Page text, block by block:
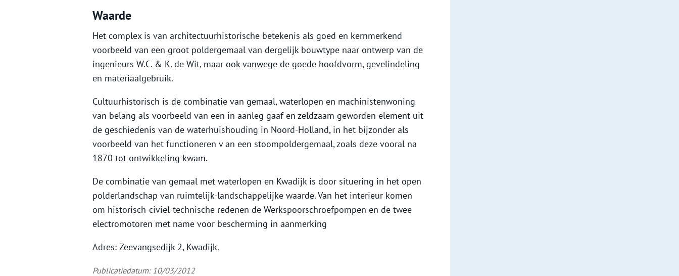
Waarde
Het complex is van architectuurhistorische betekenis als goed en kernmerkend
voorbeeld van een groot poldergemaal van dergelijk bouwtype naar ontwerp van de
ingenieurs W.C. & K. de Wit, maar ook vanwege de goede hoofdvorm, gevelindeling
en materiaalgebruik.
Cultuurhistorisch is de combinatie van gemaal, waterlopen en machinistenwoning
van belang als voorbeeld van een in aanleg gaaf en zeldzaam geworden element uit
de geschiedenis van de waterhuishouding in Noord-Holland, in het bijzonder als
voorbeeld van het functioneren v an een stoompoldergemaal, zoals deze vooral na
1870 tot ontwikkeling kwam.
De combinatie van gemaal met waterlopen en Kwadijk is door situering in het open
polderlandschap van ruimtelijk-landschappelijke waarde. Van het interieur komen
om historisch-civiel-technische redenen de Werkspoorschroefpompen en de twee
electromotoren met name voor bescherming in aanmerking
Adres: Zeevangsedijk 2, Kwadijk.
Publicatiedatum: 10/03/2012